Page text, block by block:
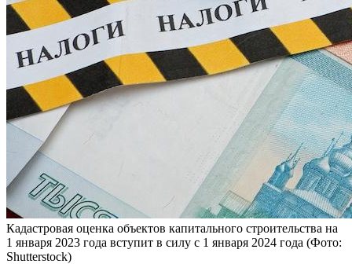
Кадастровая оценка объектов капитального строительства на
1 января 2023 года вступит в силу с 1 января 2024 года (Фото:
Shutterstock)